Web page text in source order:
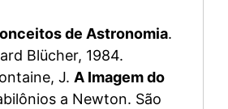
de Astronomia.
Blücher, 1984.
J. A Imagem do
a Newton. São